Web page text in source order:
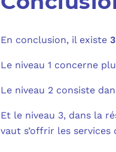
En conclusion, il existe
Le niveau 1 concerne
Le niveau 2 consiste
Et le niveau 3, dans la
vaut s’offrir les services